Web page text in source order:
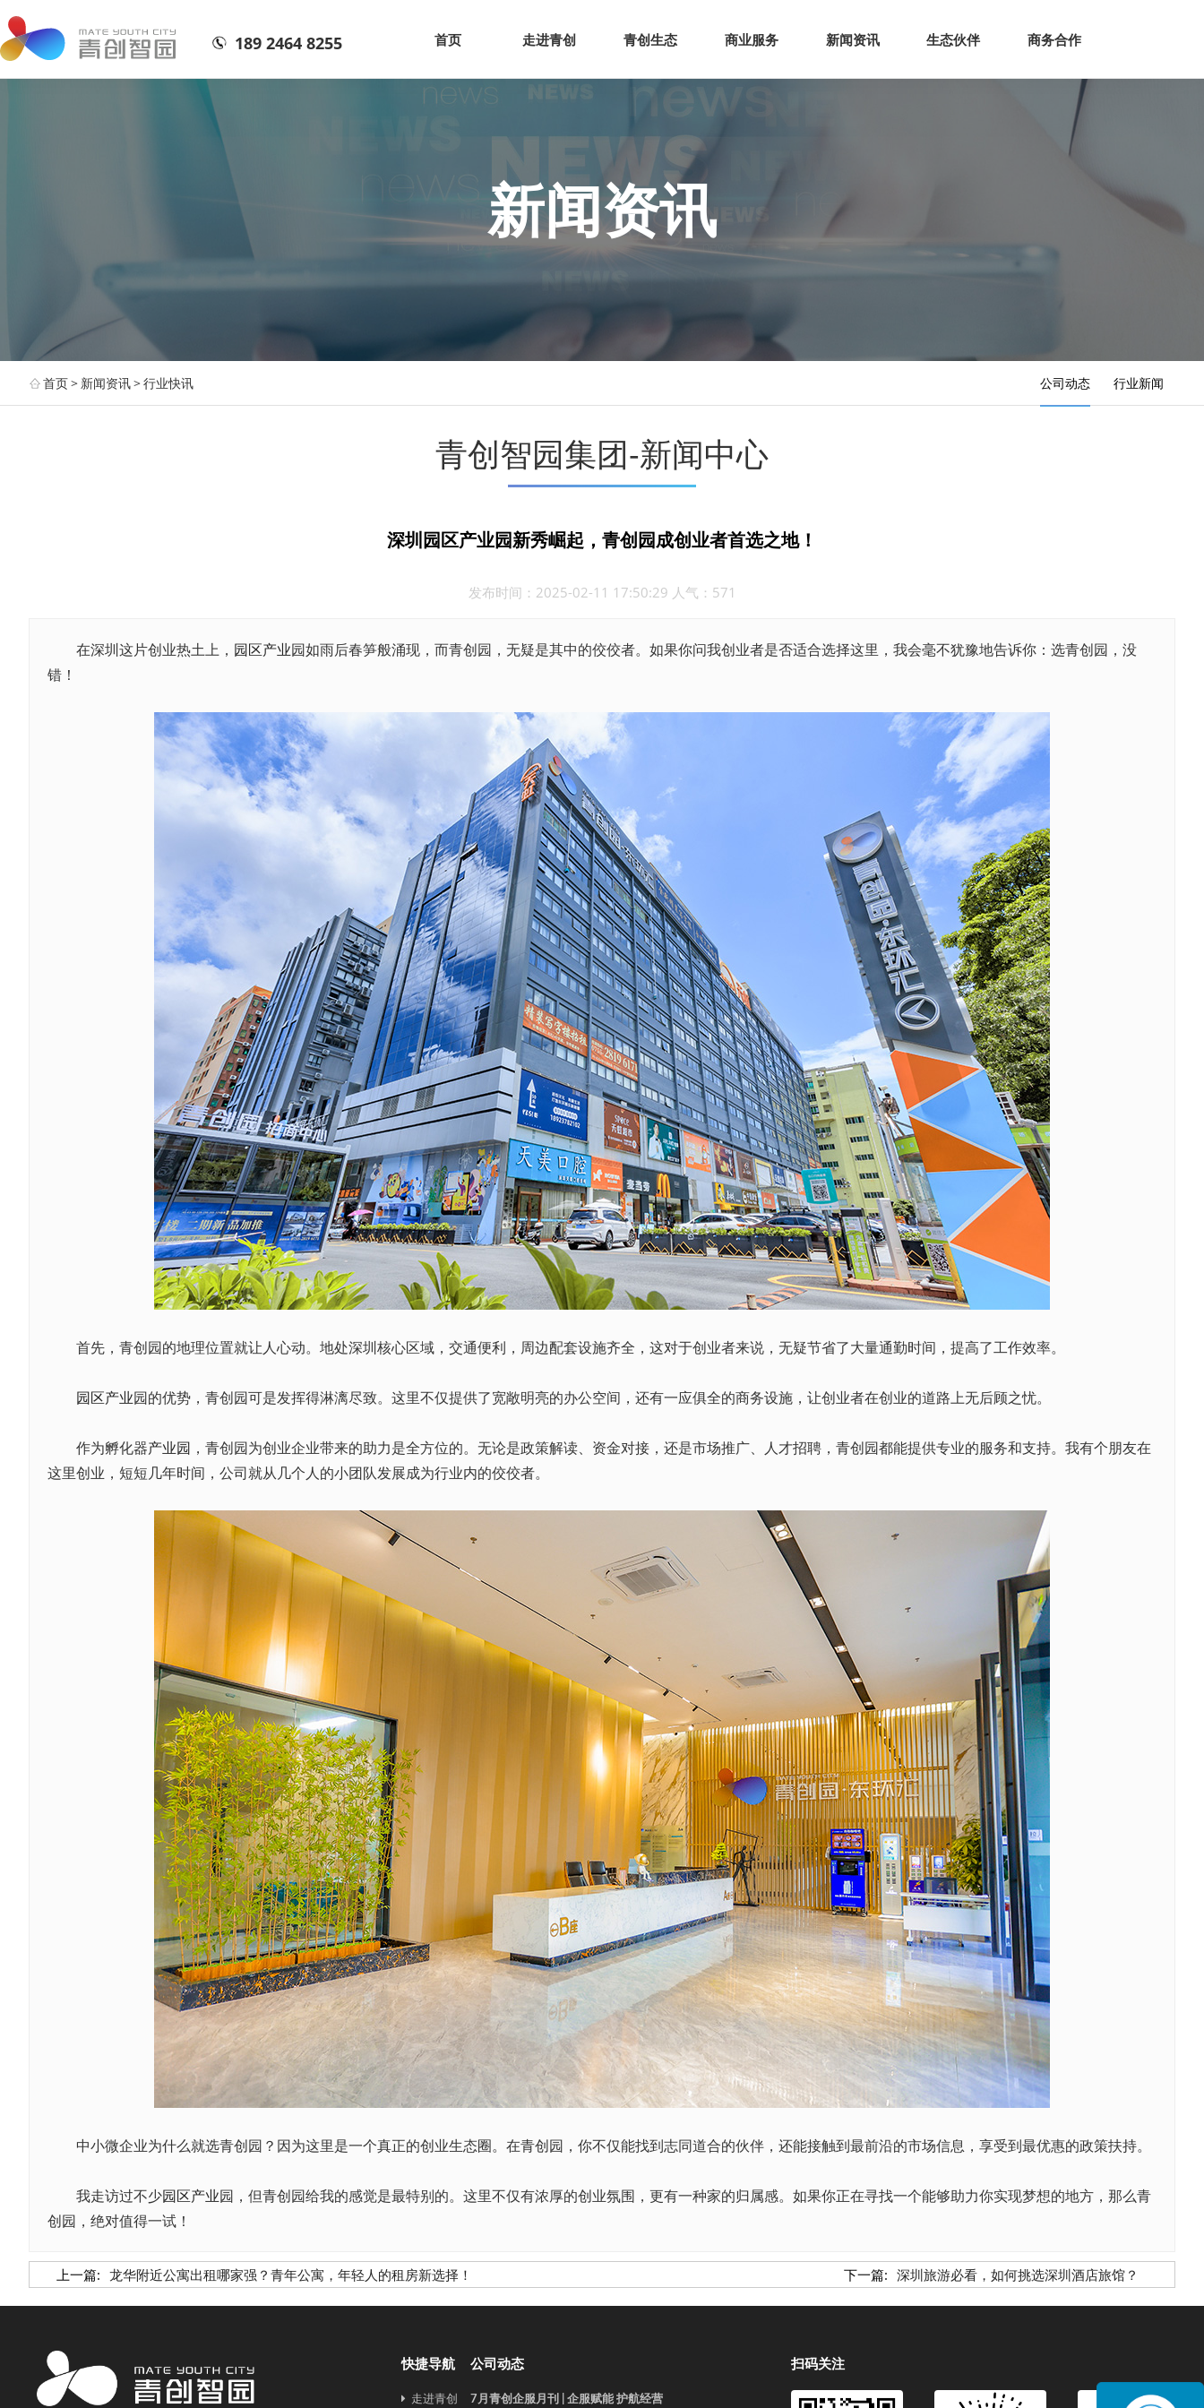
网站首页 走进青创 青创生态 商业服务 新闻资讯 生态伙伴
189 2464 8255 首页 走进青创 青创生态 商业服务 新闻资讯 生态伙伴 商务合作
新闻资讯
首页> 新闻资讯>行业快讯 公司动态 行业新闻
青创智园集团-新闻中心
深圳园区产业园新秀崛起，青创园成创业者首选之地！
发布时间：2025-02-11 17:50:29 人气：571
在深圳这片创业热土上， 园区产业园如雨后春笋般涌现，而青创园，无疑是其中的佼佼者。如果你问我创业者是否适合选择这里，我会毫不犹豫地告诉你：选青创园，没
错！
首先，青创园的地理位置就让人心动。地处深圳核心区域，交通便利，周边配套设施齐全，这对于创业者来说，无疑节省了大量通勤时间，提高了工作效率。
园区产业园的优势，青创园可是发挥得淋漓尽致。这里不仅提供了宽敞明亮的办公空间，还有一应俱全的商务设施，让创业者在创业的道路上无后顾之忧。
作为孵化器产业园 ，青创园为创业企业带来的助力是全方位的。无论是政策解读、资金对接，还是市场推广、人才招聘，青创园都能提供专业的服务和支持。我有个朋友在
这里创业，短短几年时间，公司就从几个人的小团队发展成为行业内的佼佼者。
中小微企业为什么就选青创园？因为这里是一个真正的创业生态圈。在青创园，你不仅能找到志同道合的伙伴，还能接触到最前沿的市场信息，享受到最优惠的政策扶持。
我走访过不少园区产业园，但青创园给我的感觉是最特别的。这里不仅有浓厚的创业氛围，更有一种家的归属感。如果你正在寻找一个能够助力你实现梦想的地方，那么青
创园，绝对值得一试！
上一篇: 龙华附近公寓出租哪家强？青年公寓，年轻人的租房新选择！ 下一篇: 深圳旅游必看，如何挑选深圳酒店旅馆？
快捷导航
走进青创
公司动态
7月青创企服月刊 | 企服赋能 护航经营
扫码关注